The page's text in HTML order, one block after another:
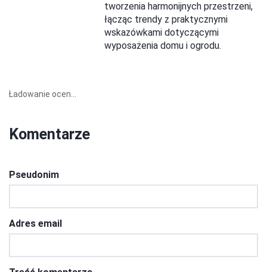
tworzenia harmonijnych przestrzeni,
łącząc trendy z praktycznymi
wskazówkami dotyczącymi
wyposażenia domu i ogrodu.
Ładowanie ocen...
Komentarze
Pseudonim
Adres email